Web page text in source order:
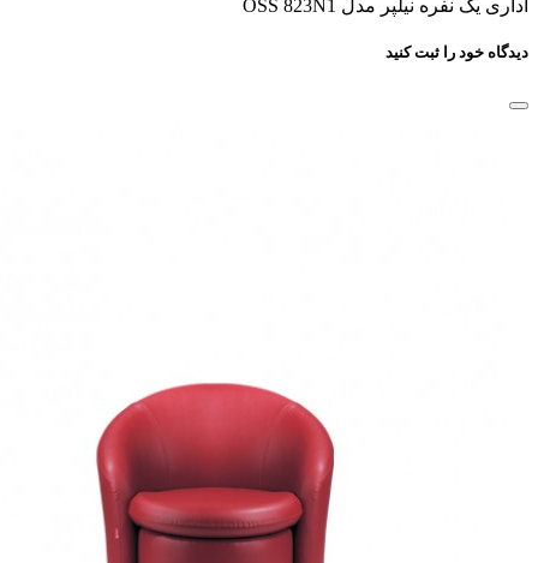
اداری یک نفره نیلپر مدل OSS 823N1
دیدگاه خود را ثبت کنید